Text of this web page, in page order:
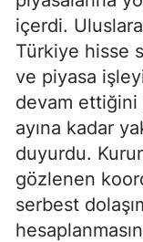
içerdi.
Türkiye hisse
ve piyasa
devam ettiğini
ayına kadar
duyurdu.
gözlenen
serbest